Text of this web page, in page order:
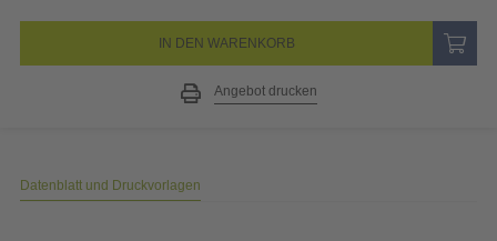
IN DEN WARENKORB
Angebot drucken
Datenblatt und Druckvorlagen